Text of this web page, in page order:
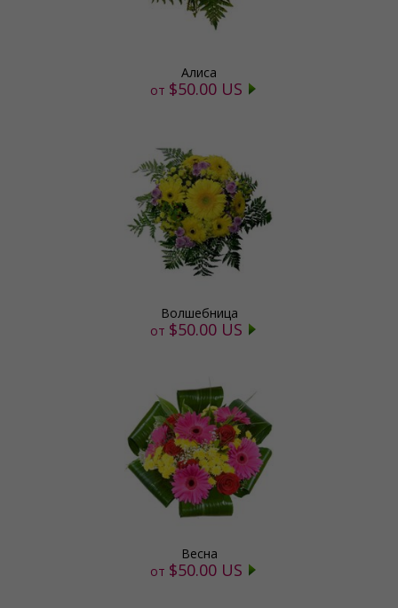
Алиса
от $50.00 US
Волшебница
от $50.00 US
Весна
от $50.00 US